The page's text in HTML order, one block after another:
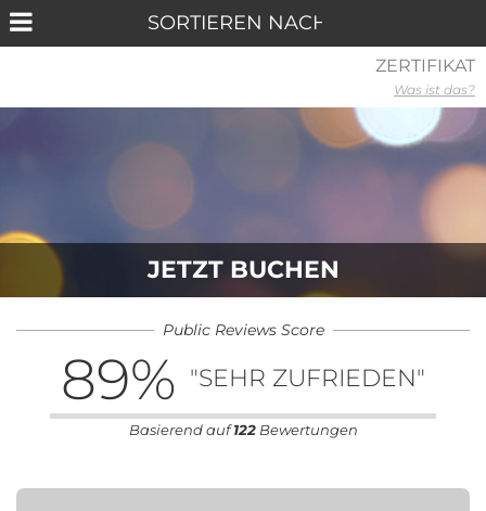
JETZT BUCHEN
Public Reviews Score
89% "SEHR ZUFRIEDEN"
Basierend auf122Bewertungen
ZERTIFIKAT
Was ist das?